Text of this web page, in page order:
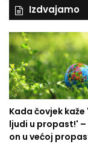
Izdvajamo
Kada čovjek kaže
ljudi u propast!'
on u većoj